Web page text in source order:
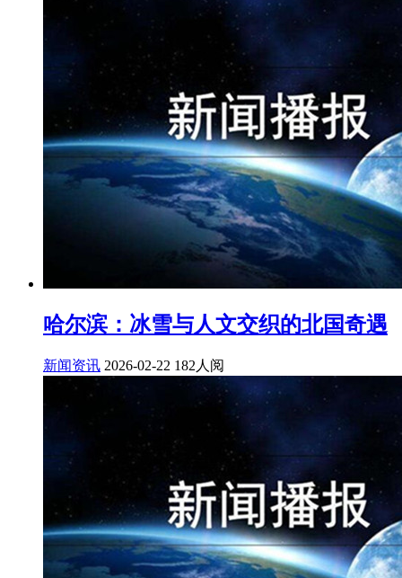
哈尔滨：冰雪与人文交织的北国奇遇
新闻资讯 2026-02-22 182人阅